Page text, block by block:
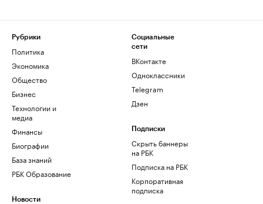
Рубрики
Политика
Экономика
Общество
Бизнес
Технологии и
медиа
Финансы
Биографии
База знаний
РБК Образование
Новости
Социальные
сети
ВКонтакте
Одноклассники
Telegram
Дзен
Подписки
Скрыть баннеры
на РБК
Подписка на РБК
Корпоративная
подписка